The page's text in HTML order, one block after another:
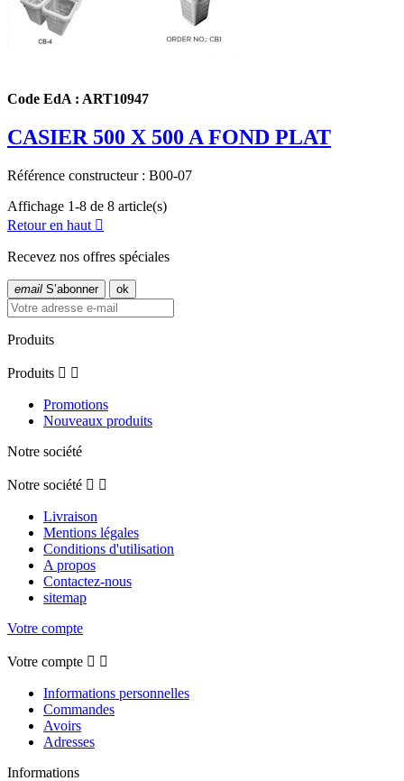
Code EdA : ART10947
CASIER 500 X 500 A FOND PLAT
Référence constructeur : B00-07
Affichage 1-8 de 8 article(s)
Retour en haut 
Recevez nos offres spéciales
email S’abonner
Produits
Produits  
Promotions
Nouveaux produits
Notre société
Notre société  
Livraison
Mentions légales
Conditions d'utilisation
A propos
Contactez-nous
sitemap
Votre compte
Votre compte  
Informations personnelles
Commandes
Avoirs
Adresses
Informations